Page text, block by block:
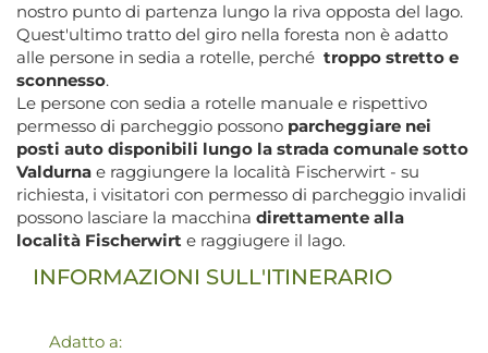
nostro punto di partenza lungo la riva opposta del lago.
Quest'ultimo tratto del giro nella foresta non è adatto
alle persone in sedia a rotelle, perché troppo stretto e
sconnesso.
Le persone con sedia a rotelle manuale e rispettivo
permesso di parcheggio possono parcheggiare nei
posti auto disponibili lungo la strada comunale sotto
Valdurna e raggiungere la località Fischerwirt - su
richiesta, i visitatori con permesso di parcheggio invalidi
possono lasciare la macchina direttamente alla
località Fischerwirt e raggiugere il lago.
INFORMAZIONI SULL'ITINERARIO
Adatto a: